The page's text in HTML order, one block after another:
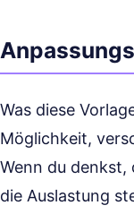
Was diese
Möglichkeit,
Wenn du denkst,
die Auslastung